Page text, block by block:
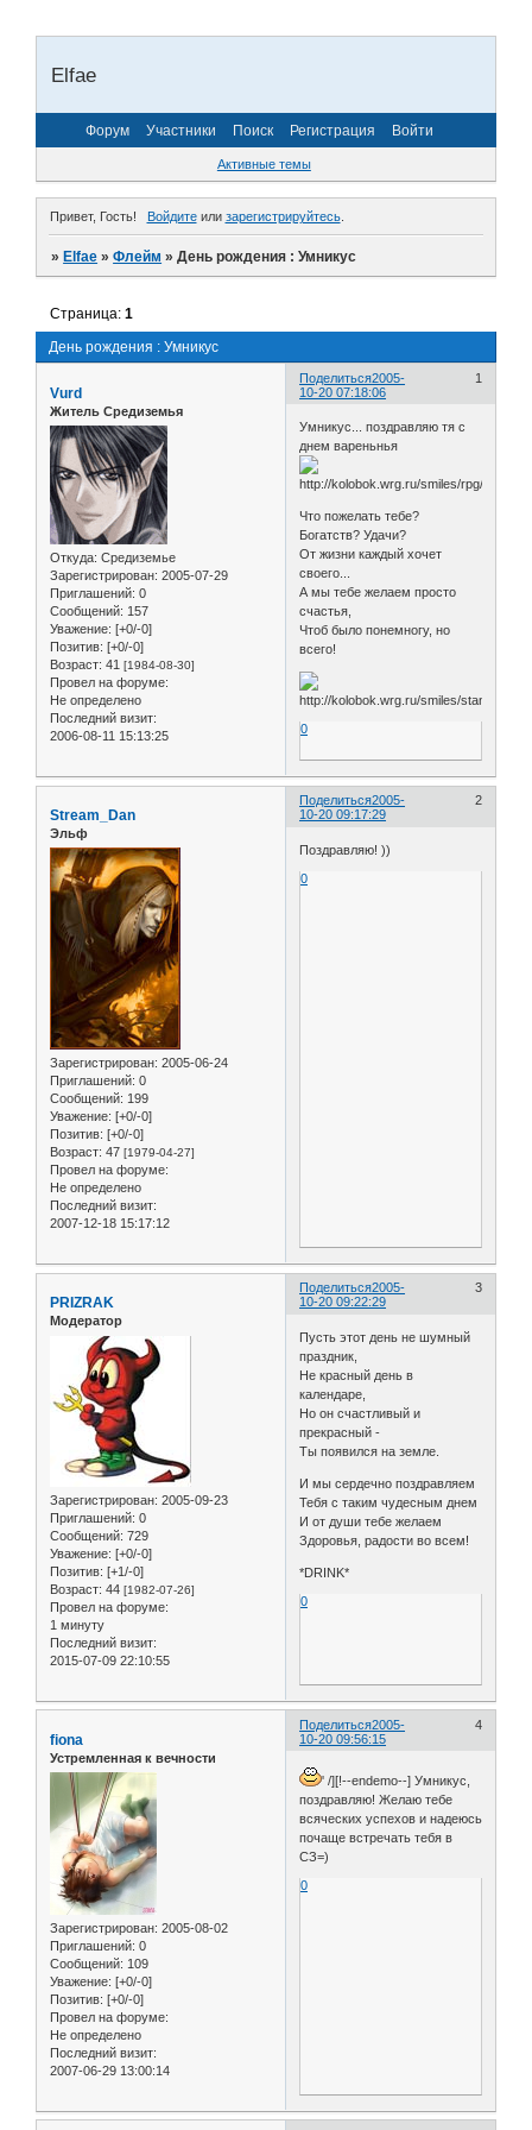
Elfae
Форум Участники Поиск Регистрация Войти
Активные темы
Привет, Гость! Войдитеили зарегистрируйтесь.
»Elfae »Флейм »День рождения : Умникус
День рождения : Умникус
Страница:1
Поделиться 1
2005-
10-20 07:18:06
Vurd
Житель Средиземья
Откуда: Средиземье
Зарегистрирован: 2005-07-29
Приглашений: 0
Сообщений: 157
Уважение: [+0/-0]
Позитив: [+0/-0]
Возраст: 41 [1984-08-30]
Провел на форуме:
Не определено
Последний визит:
2006-08-11 15:13:25
Умникус... поздравляю тя с
днем вареньнья
Что пожелать тебе?
Богатств? Удачи?
От жизни каждый хочет
своего...
А мы тебе желаем просто
счастья,
Чтоб было понемногу, но
всего!
0
Поделиться 2
2005-
10-20 09:17:29
Stream_Dan
Эльф
Зарегистрирован: 2005-06-24
Приглашений: 0
Сообщений: 199
Уважение: [+0/-0]
Позитив: [+0/-0]
Возраст: 47 [1979-04-27]
Провел на форуме:
Не определено
Последний визит:
2007-12-18 15:17:12
Поздравляю! ))
0
Поделиться 3
2005-
10-20 09:22:29
PRIZRAK
Модератор
Зарегистрирован: 2005-09-23
Приглашений: 0
Сообщений: 729
Уважение: [+0/-0]
Позитив: [+1/-0]
Возраст: 44 [1982-07-26]
Провел на форуме:
1 минуту
Последний визит:
2015-07-09 22:10:55
Пусть этот день не шумный
праздник,
Не красный день в
календаре,
Но он счастливый и
прекрасный -
Ты появился на земле.
И мы сердечно поздравляем
Тебя с таким чудесным днем
И от души тебе желаем
Здоровья, радости во всем!
*DRINK*
0
Поделиться 4
2005-
10-20 09:56:15
fiona
Устремленная к вечности
Зарегистрирован: 2005-08-02
Приглашений: 0
Сообщений: 109
Уважение: [+0/-0]
Позитив: [+0/-0]
Провел на форуме:
Не определено
Последний визит:
2007-06-29 13:00:14
' /][!--endemo--] Умникус,
поздравляю! Желаю тебе
всяческих успехов и надеюсь
почаще встречать тебя в
СЗ=)
0